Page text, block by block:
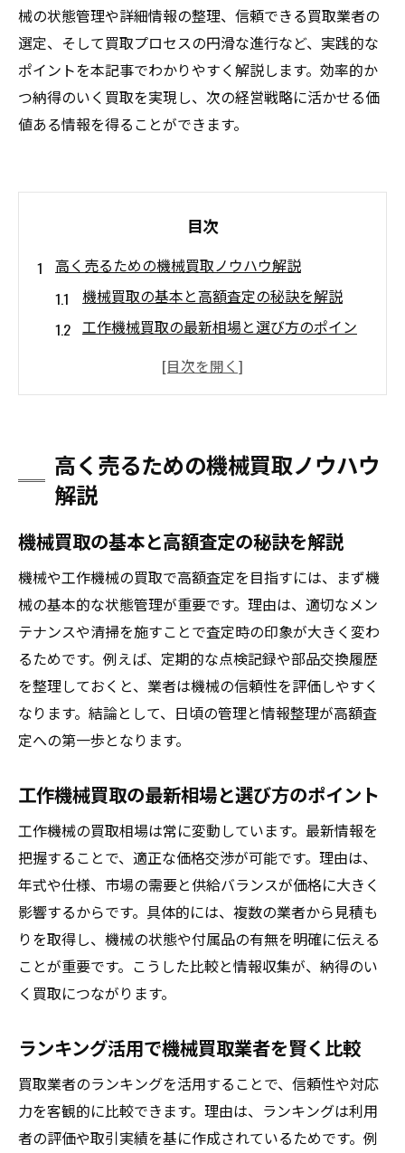
械の状態管理や詳細情報の整理、信頼できる買取業者の
選定、そして買取プロセスの円滑な進行など、実践的な
ポイントを本記事でわかりやすく解説します。効率的か
つ納得のいく買取を実現し、次の経営戦略に活かせる価
値ある情報を得ることができます。
目次
高く売るための機械買取ノウハウ解説
機械買取の基本と高額査定の秘訣を解説
工作機械買取の最新相場と選び方のポイン
工場用機械を高く売るための買取ノウハウ
古い機械も高価買取につなげるコツと実例
不要な工作機械を効率的に売却する方法
不要機械の買取をスムーズに進める下準備
中古機械買取で失敗しない業者選びの基準
工場機械買取時に押さえるべき注意点とは
口コミや体験談で見る効率的な機械売却事
例
古い機械の処分と買取を両立する方法を解
説
術
中古機械買取の相場を知って納得取引へ
機械買取相場の調べ方と価格交渉のコツ
工作機械の市場動向を把握し納得の取引へ
古い機械でも高値になる場合の特徴とは
中古機械買取ランキングを参考に相場確認
口コミから見える買取価格の傾向と対策
工場の機械を手間なく現金化するコツ
工場機械を効率良く現金化するための流れ
機械買取時に必要な書類や準備事項とは
中古機械買取センターの活用ポイント解説
高く売るための機械買取ノウハウ
解説
機械買取の基本と高額査定の秘訣を解説
機械や工作機械の買取で高額査定を目指すには、まず機
械の基本的な状態管理が重要です。理由は、適切なメン
テナンスや清掃を施すことで査定時の印象が大きく変わ
るためです。例えば、定期的な点検記録や部品交換履歴
を整理しておくと、業者は機械の信頼性を評価しやすく
なります。結論として、日頃の管理と情報整理が高額査
定への第一歩となります。
工作機械買取の最新相場と選び方のポイント
工作機械の買取相場は常に変動しています。最新情報を
把握することで、適正な価格交渉が可能です。理由は、
年式や仕様、市場の需要と供給バランスが価格に大きく
影響するからです。具体的には、複数の業者から見積も
りを取得し、機械の状態や付属品の有無を明確に伝える
ことが重要です。こうした比較と情報収集が、納得のい
く買取につながります。
ランキング活用で機械買取業者を賢く比較
買取業者のランキングを活用することで、信頼性や対応
力を客観的に比較できます。理由は、ランキングは利用
者の評価や取引実績を基に作成されているためです。例